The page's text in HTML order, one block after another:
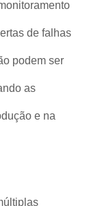
de falhas
podem ser
as
e na